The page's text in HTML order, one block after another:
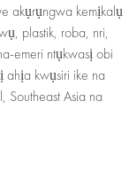
akụrụngwa kemịkalụ
plastik, roba, nri,
emeri ntụkwasị obi
kwụsiri ike na
Southeast Asia na